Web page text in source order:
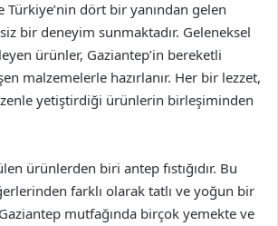
dört bir yanından gelen
bir deneyim sunmaktadır. Geleneksel
ürünler, Gaziantep’in bereketli
malzemelerle hazırlanır. Her bir lezzet,
yetiştirdiği ürünlerin birleşiminden
ürünlerden biri antep fıstığıdır. Bu
farklı olarak tatlı ve yoğun bir
mutfağında birçok yemekte ve